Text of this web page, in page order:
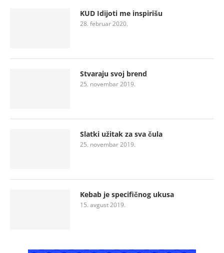
KUD Idijoti me inspirišu
28. februar 2020.
Stvaraju svoj brend
25. novembar 2019.
Slatki užitak za sva čula
25. novembar 2019.
Kebab je specifičnog ukusa
15. avgust 2019.